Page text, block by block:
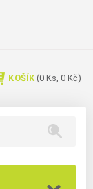
KOŠÍK (0 Ks, 0 Kč)